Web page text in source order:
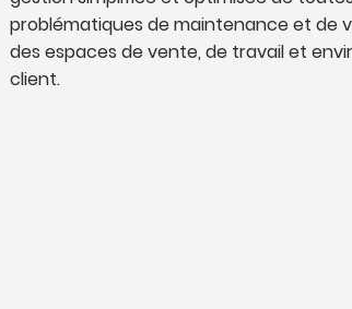
problématiques de maintenance et de
des espaces de vente, de travail et
client.